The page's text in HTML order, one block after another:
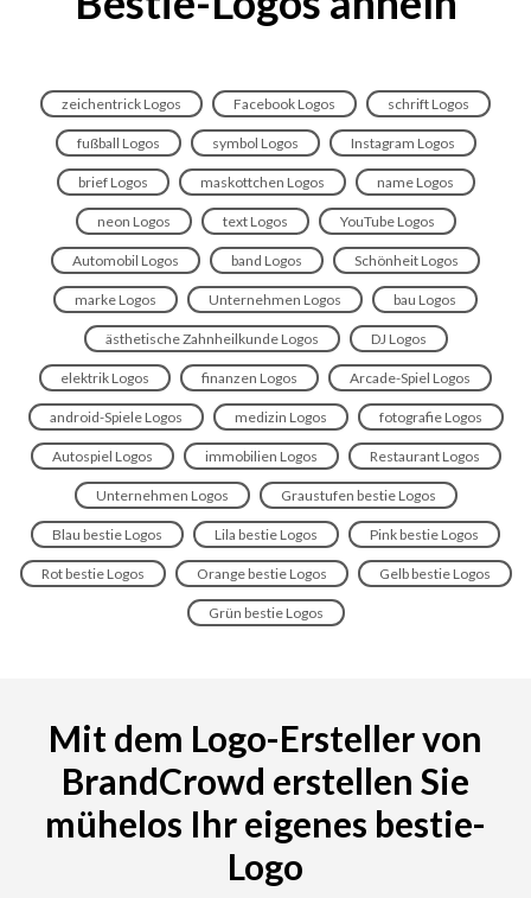
zeichentrick Logos Facebook Logos schrift Logos
fußball Logos symbol Logos Instagram Logos
brief Logos maskottchen Logos name Logos
neon Logos text Logos YouTube Logos
Automobil Logos band Logos Schönheit Logos
marke Logos Unternehmen Logos bau Logos
ästhetische Zahnheilkunde Logos DJ Logos
elektrik Logos finanzen Logos Arcade-Spiel Logos
android-Spiele Logos medizin Logos fotografie Logos
Autospiel Logos immobilien Logos Restaurant Logos
Unternehmen Logos Graustufen bestie Logos
Blau bestie Logos Lila bestie Logos Pink bestie Logos
Rot bestie Logos Orange bestie Logos Gelb bestie Logos
Grün bestie Logos
Mit dem Logo-Ersteller von
BrandCrowd erstellen Sie
mühelos Ihr eigenes bestie-
Logo